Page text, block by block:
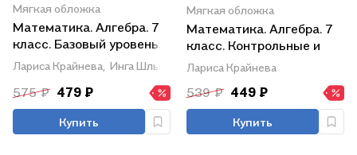
Мягкая обложка
Математика. Алгебра. 7
класс. Базовый уровень.
Рабочая тетрадь. В двух
частях. Часть 1
Лариса Крайнева, Инга Шлыкова, Нора Миндюк
575 ₽ 479 ₽
Купить
Мягкая обложка
Математика. Алгебра. 7
класс. Контрольные и
самостоятельные
работы. Базовый уровень
Лариса Крайнева
539 ₽ 449 ₽
Купить